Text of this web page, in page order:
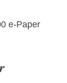
e-Paper